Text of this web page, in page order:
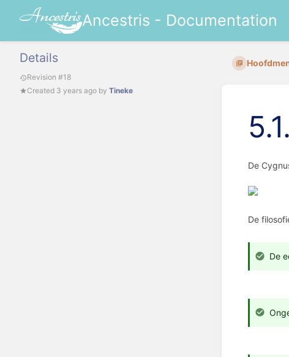
Ancestris - Documentation
Details
Revision #18
Created 3 years ago by Tineke
De
De
De